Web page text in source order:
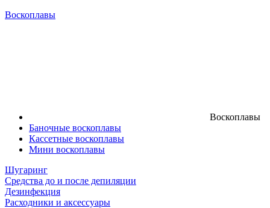
Воскоплавы
Воскоплавы
Баночные воскоплавы
Кассетные воскоплавы
Мини воскоплавы
Шугаринг
Средства до и после депиляции
Дезинфекция
Расходники и аксессуары